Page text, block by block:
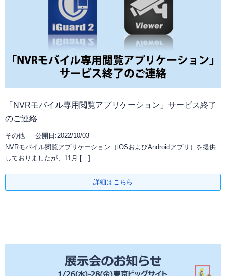
「NVRモバイル専用閲覧アプリケーション」サービス終了
のご連絡
その他 — 公開日:2022/10/03
NVRモバイル閲覧アプリケーション（iOSおよびAndroidアプリ）を提供
しておりましたが、11月 […]
詳細はこちら